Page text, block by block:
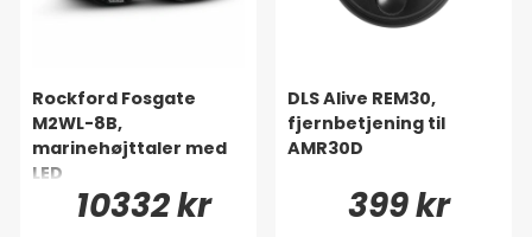
Rockford Fosgate
M2WL-8B,
marinehøjttaler med
LED
10332 kr
DLS Alive REM30,
fjernbetjening til
AMR30D
399 kr